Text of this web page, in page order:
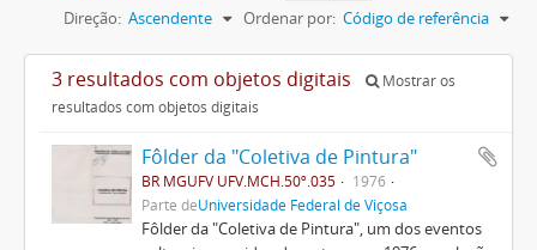
Ordenar por: Código de referência
Direção: Ascendente
3 resultados com objetos digitais
Mostrar os
resultados com objetos digitais
Fôlder da "Coletiva de Pintura"
BR MGUFV UFV.MCH.50º.035
1976
Parte deUniversidade Federal de Viçosa
Fôlder da "Coletiva de Pintura", um dos eventos